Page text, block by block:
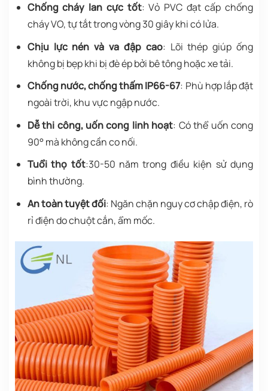
Chống cháy lan cực tốt: Vỏ PVC đạt cấp chống
cháy VO, tự tắt trong vòng 30 giây khi có lửa.
Chịu lực nén và va đập cao: Lõi thép giúp ống
không bị bẹp khi bị đè ép bởi bê tông hoặc xe tải.
Chống nước, chống thấm IP66-67: Phù hợp lắp đặt
ngoài trời, khu vực ngập nước.
Dễ thi công, uốn cong linh hoạt: Có thể uốn cong
90° mà không cần co nối.
Tuổi thọ tốt:30-50 năm trong điều kiện sử dụng
bình thường.
An toàn tuyệt đối: Ngăn chặn nguy cơ chập điện, rò
rỉ điện do chuột cắn, ẩm mốc.